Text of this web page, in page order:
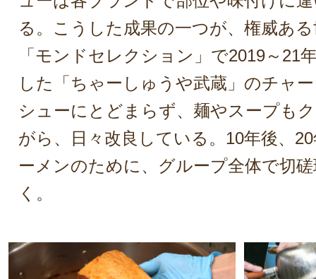
る。こうした成果の一つが、権威あ
「モンドセレクション」で2019～21
した「ちゃーしゅうや武蔵」のチャ
シューにとどまらず、麺やスープも
がら、日々改良している。10年後、
ーメンのために、グループ全体で切
く。